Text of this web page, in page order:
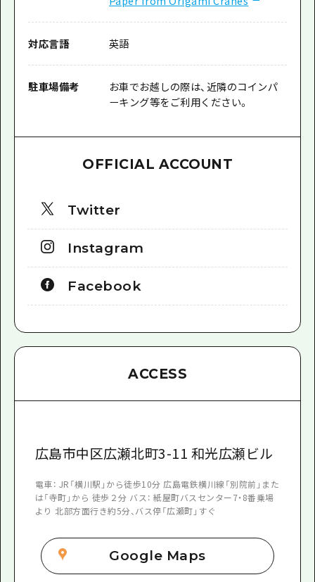
対応言語 英語
駐車場備考
お車でお越しの際は、近隣のコインパ
ーキング等をご利用ください。
OFFICIAL ACCOUNT
Twitter
Instagram
Facebook
ACCESS
広島市中区広瀬北町3-11 和光広瀬ビル
電車： JR「横川駅」から徒歩10分 広島電鉄横川線「別院前」また
は「寺町」から 徒歩２分 バス： 紙屋町バスセンター7・8番乗場
より 北部方面行き約5分、バス停「広瀬町」すぐ
Google Maps